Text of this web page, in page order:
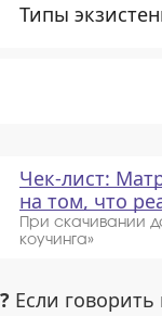
Типы
Чек-лист:
на том, что
При скачивании
коучинга»
Если